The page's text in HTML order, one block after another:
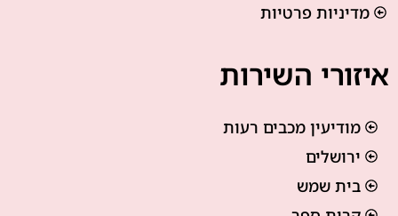
מדיניות פרטיות
איזורי השירות
מודיעין מכבים רעות
ירושלים
בית שמש